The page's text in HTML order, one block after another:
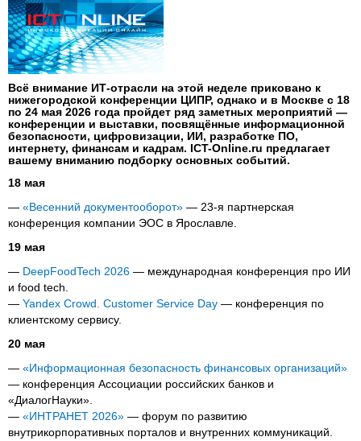
Всё внимание ИТ-отрасли на этой неделе приковано к
нижегородской конференции ЦИПР, однако и в Москве с 18
по 24 мая 2026 года пройдет ряд заметных мероприятий —
конференции и выставки, посвящённые информационной
безопасности, цифровизации, ИИ, разработке ПО,
интернету, финансам и кадрам. ICT-Online.ru предлагает
вашему вниманию подборку основных событий.
18 мая
— «Весенний документооборот» — 23-я партнерская
конференция компании ЭОС в Ярославле.
19 мая
— DeepFoodTech 2026 — международная конференция про ИИ
и food tech.
— Yandex Crowd. Customer Service Day — конференция по
клиентскому сервису.
20 мая
— «Информационная безопасность финансовых организаций»
— конференция Ассоциации российских банков и
«ДиалогНауки».
— «ИНТРАНЕТ 2026» — форум по развитию
внутрикорпоративных порталов и внутренних коммуникаций.